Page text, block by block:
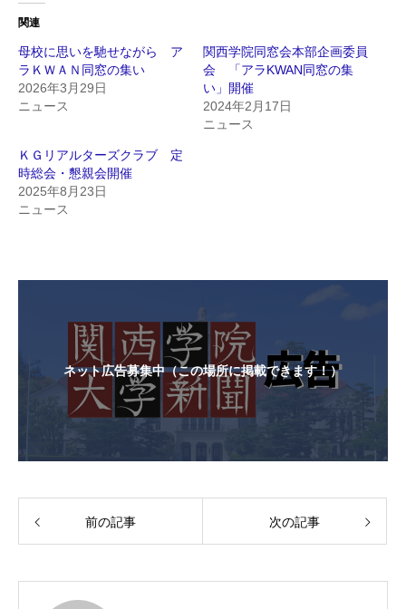
関連
母校に思いを馳せながら ア
ラＫＷＡＮ同窓の集い
2026年3月29日
ニュース
関西学院同窓会本部企画委員
会 「アラKWAN同窓の集
い」開催
2024年2月17日
ニュース
ＫＧリアルターズクラブ 定
時総会・懇親会開催
2025年8月23日
ニュース
ネット広告募集中（この場所に掲載できます！）
前の記事 次の記事